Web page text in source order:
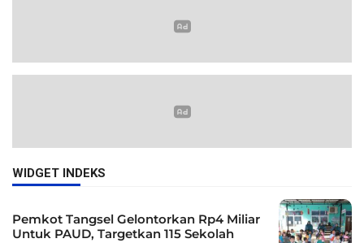
WIDGET INDEKS
Pemkot Tangsel Gelontorkan Rp4 Miliar
Untuk PAUD, Targetkan 115 Sekolah